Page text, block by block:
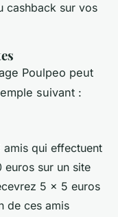
cashback sur vos
Poulpeo peut
suivant :
qui effectuent
euros sur un site
5 x 5 euros
de ces amis